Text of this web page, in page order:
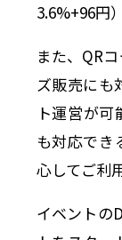
3.6%+96円
また、QR
ズ販売にも
ト運営が
も対応でき
心してご利
イベントの